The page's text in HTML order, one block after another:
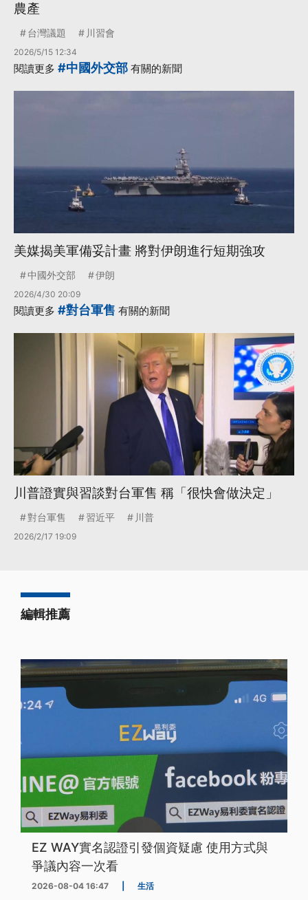
農產
台灣議題 川習會
2026/5/15 12:34
閱讀更多 #中國外交部 有關的新聞
美媒揭美軍備妥計畫 將對伊朗進行短期強攻
中國外交部 伊朗
2026/4/30 20:09
閱讀更多 #對台軍售 有關的新聞
川普證實與習談對台軍售 稱「很快會做決定」
對台軍售 習近平 川普
2026/2/17 19:09
編輯推薦
EZ WAY實名認證引發個資疑慮 使用方式與
爭議內容一次看
2026-08-04 16:47 生活